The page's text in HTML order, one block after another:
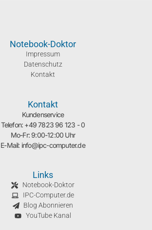
Notebook-Doktor
Impressum
Datenschutz
Kontakt
Kontakt
Kundenservice
Telefon: +49 7823 96 123 - 0
Mo-Fr: 9:00-12:00 Uhr
E-Mail: info@ipc-computer.de
Links
Notebook-Doktor
IPC-Computer.de
Blog Abonnieren
YouTube Kanal